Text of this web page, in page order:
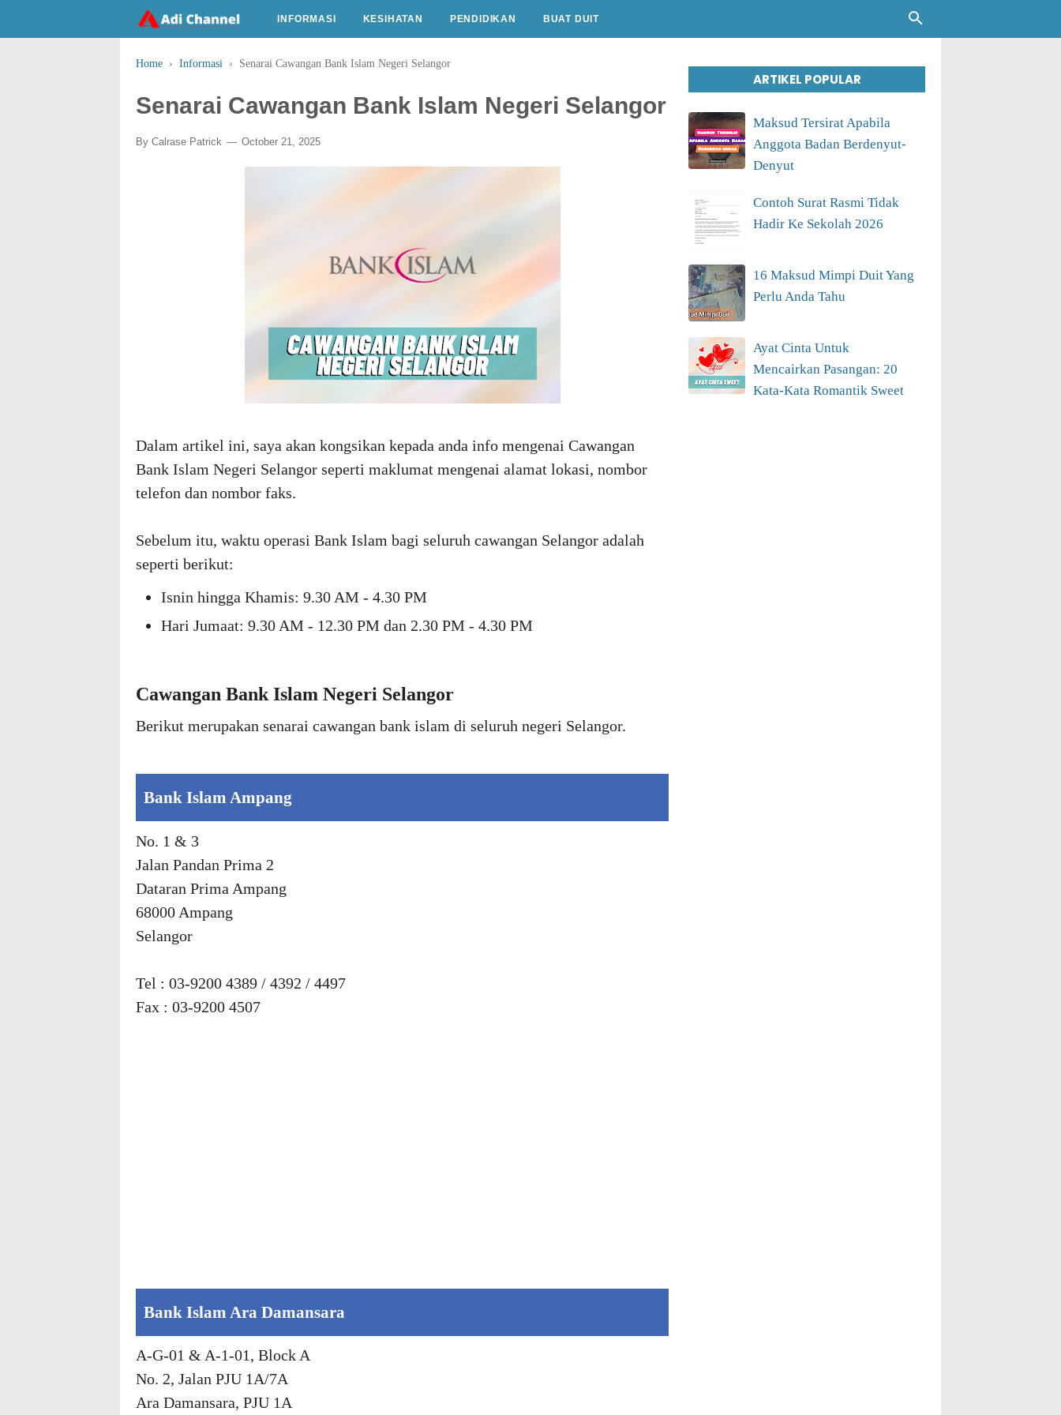
INFORMASI KESIHATAN PENDIDIKAN BUAT DUIT
Home › Informasi › Senarai Cawangan Bank Islam Negeri Selangor
Senarai Cawangan Bank Islam Negeri Selangor
By Calrase Patrick October 21, 2025
Dalam artikel ini, saya akan kongsikan kepada anda info mengenai Cawangan
Bank Islam Negeri Selangor seperti maklumat mengenai alamat lokasi, nombor
telefon dan nombor faks.
Sebelum itu, waktu operasi Bank Islam bagi seluruh cawangan Selangor adalah
seperti berikut:
Isnin hingga Khamis: 9.30 AM - 4.30 PM
Hari Jumaat: 9.30 AM - 12.30 PM dan 2.30 PM - 4.30 PM
Cawangan Bank Islam Negeri Selangor
Berikut merupakan senarai cawangan bank islam di seluruh negeri Selangor.
Bank Islam Ampang
No. 1 & 3
Jalan Pandan Prima 2
Dataran Prima Ampang
68000 Ampang
Selangor
Tel : 03-9200 4389 / 4392 / 4497
Fax : 03-9200 4507
Bank Islam Ara Damansara
A-G-01 & A-1-01, Block A
No. 2, Jalan PJU 1A/7A
Ara Damansara, PJU 1A
ARTIKEL POPULAR
Maksud Tersirat Apabila
Anggota Badan Berdenyut-
Denyut
Contoh Surat Rasmi Tidak
Hadir Ke Sekolah 2026
16 Maksud Mimpi Duit Yang
Perlu Anda Tahu
Ayat Cinta Untuk
Mencairkan Pasangan: 20
Kata-Kata Romantik Sweet